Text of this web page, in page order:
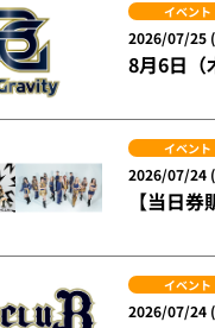
イベント
2026/07/25
8月6日（
イベント
2026/07/24
【当日
イベント
2026/07/24